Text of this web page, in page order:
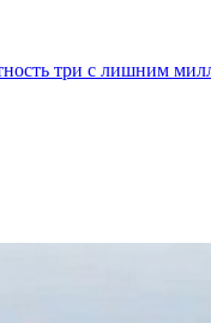
три с лишним